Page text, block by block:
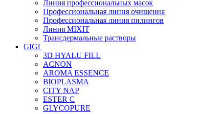
Линия профессиональных масок
Профессиональная линия очищения
Профессиональная линия пилингов
Линия MIXIT
Трансдермальные растворы
GIGI
3D HYALU FILL
ACNON
AROMA ESSENCE
BIOPLASMA
CITY NAP
ESTER C
GLYCOPURE